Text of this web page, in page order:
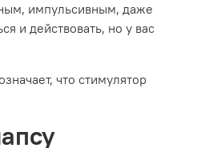
импульсивным, даже
и действовать, но у вас
что стимулятор